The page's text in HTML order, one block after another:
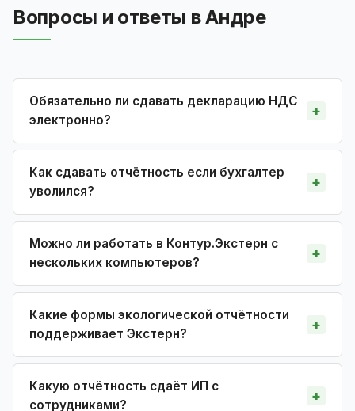
Вопросы и ответы в Андре
Обязательно ли сдавать декларацию НДС
электронно?
Как сдавать отчётность если бухгалтер
уволился?
Можно ли работать в Контур.Экстерн с
нескольких компьютеров?
Какие формы экологической отчётности
поддерживает Экстерн?
Какую отчётность сдаёт ИП с
сотрудниками?